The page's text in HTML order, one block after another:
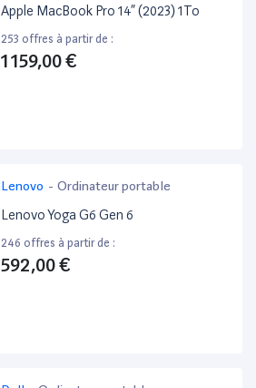
Apple MacBook Pro 14” (2023) 1To
253 offres à partir de :
1 159,00 €
Lenovo - Ordinateur portable
Lenovo Yoga G6 Gen 6
246 offres à partir de :
592,00 €